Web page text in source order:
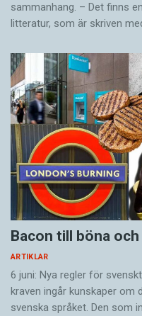
sammanhang. – Det finns
litteratur, som är skriven
Bacon till böna
ARTIKLAR
6 juni: Nya regler för
kraven ingår kunskaper om
svenska språket. Den som